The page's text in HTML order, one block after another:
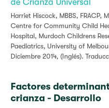
de Crianza Universal
Harriet Hiscock, MBBS, FRACP,
Centre for Community Child
Hospital, Murdoch Childrens
Paediatrics, University of
Diciembre 2014, (Inglés).
Factores
crianza - Desarrollo